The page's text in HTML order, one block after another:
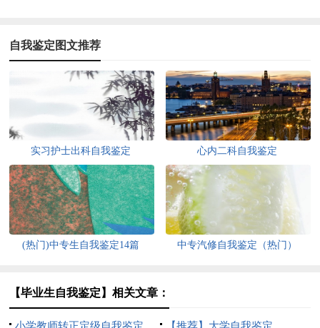
自我鉴定图文推荐
实习护士出科自我鉴定 心内二科自我鉴定
(热门)中专生自我鉴定14篇 中专汽修自我鉴定（热门）
【毕业生自我鉴定】相关文章：
小学教师转正定级自我鉴定 【推荐】大学自我鉴定